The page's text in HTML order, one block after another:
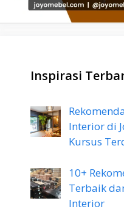
Inspirasi
Interior di
Kursus
10+
Terbaik
Interior